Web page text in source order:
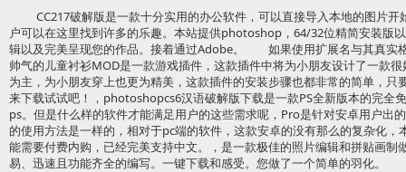
CC217破解版是一款十分实用的办公软件，可以直接导入本地的图片
户可以在这里找到许多的乐趣。本站提供photoshop，64/32位精简安装版
辑以及完美呈现您的作品。接着通过Adobe。 如果使用扩展名与其真实
帅气的儿童衬衫MOD是一款游戏插件，这款插件中将为小朋友设计了一款
为主，为小朋友穿上也更为精美，这款插件的安装步骤也都非常的简单，只
来下载试试吧！，photoshopcs6汉语破解版下载是一款PS全新版本的完全
ps。但是什么样的软件才能满足用户的这些需求呢，Pro是针对安卓用户出
的使用方法是一样的，相对于pc端的软件，这款安卓的没有那么的复杂化
能需要付费内购，已经完美支持中文。，是一款极佳的照片编辑和拼贴画制
易、迅速且功能齐全的编写。一键下载和感受。您做了一个简单的羽化。